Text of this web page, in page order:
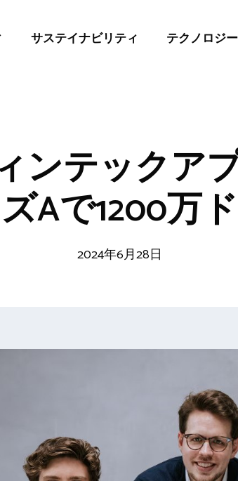
サステイナビリティ テクノロジー
ンテックア
Aで1200万
2024年6月28日